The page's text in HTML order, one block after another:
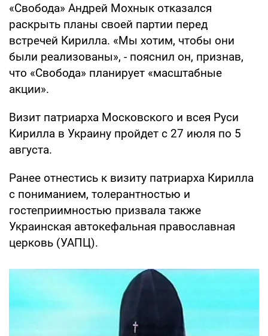
«Свобода» Андрей Мохнык отказался
раскрыть планы своей партии перед
встречей Кирилла. «Мы хотим, чтобы они
были реализованы», - пояснил он, признав,
что «Свобода» планирует «масштабные
акции».
Визит патриарха Московского и всея Руси
Кирилла в Украину пройдет с 27 июля по 5
августа.
Ранее отнестись к визиту патриарха Кирилла
с пониманием, толерантностью и
гостеприимностью призвала также
Украинская автокефальная православная
церковь (УАПЦ).